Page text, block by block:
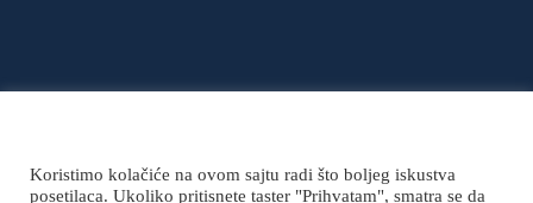
Koristimo kolačiće na ovom sajtu radi što boljeg iskustva
posetilaca. Ukoliko pritisnete taster "Prihvatam", smatra se da